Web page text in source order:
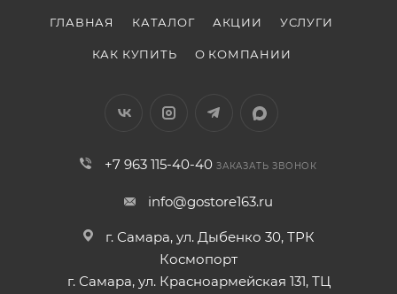
ГЛАВНАЯ КАТАЛОГ АКЦИИ УСЛУГИ
КАК КУПИТЬ О КОМПАНИИ
+7 963 115-40-40 ЗАКАЗАТЬ ЗВОНОК
info@gostore163.ru
г. Самара, ул. Дыбенко 30, ТРК
Космопорт
г. Самара, ул. Красноармейская 131, ТЦ